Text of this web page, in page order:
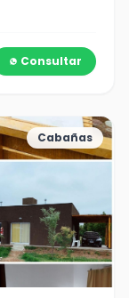
Consultar
Cabañas